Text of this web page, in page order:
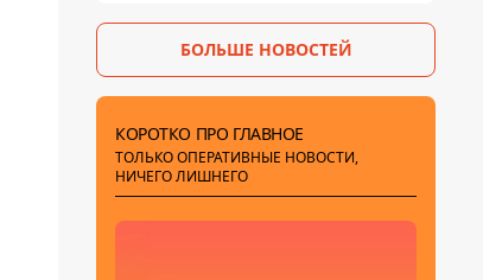
БОЛЬШЕ НОВОСТЕЙ
КОРОТКО ПРО ГЛАВНОЕ
ТОЛЬКО ОПЕРАТИВНЫЕ НОВОСТИ,
НИЧЕГО ЛИШНЕГО